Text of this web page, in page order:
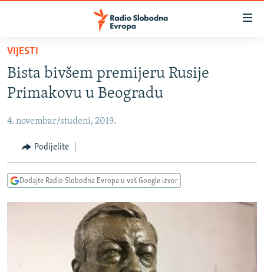
Pređite
glavni
sadržaj
na
navigaciju
Pređite
na
BOSNA I HERCEGOVINA
KOSOVO
CRNA GORA
VIDEO
PODCASTI
KINA NA BALKANU
RSE PRIČE IZ SVIJETA
VIJESTI
Bista bivšem premijeru Rusije
Primakovu u Beogradu
4. novembar/studeni, 2019.
Podijelite
Dodajte Radio Slobodna Evropa u vaš Google izvor